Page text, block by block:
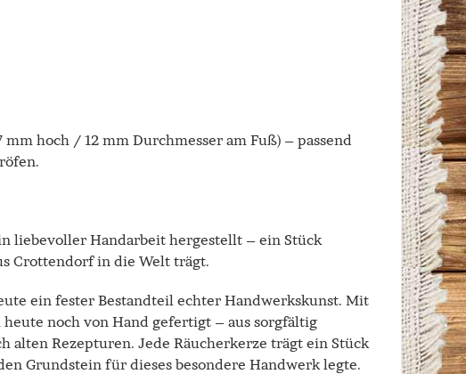
mm hoch / 12 mm Durchmesser am Fuß) – passend
liebevoller Handarbeit hergestellt – ein Stück
Crottendorf in die Welt trägt.
ein fester Bestandteil echter Handwerkskunst. Mit
noch von Hand gefertigt – aus sorgfältig
alten Rezepturen. Jede Räucherkerze trägt ein Stück
Grundstein für dieses besondere Handwerk legte.